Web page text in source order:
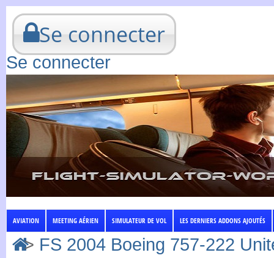
Se connecter
Se connecter
AVIATION MEETING AÉRIEN SIMULATEUR DE VOL LES DERNIERS ADDONS AJOUTÉS
> FS 2004 Boeing 757-222